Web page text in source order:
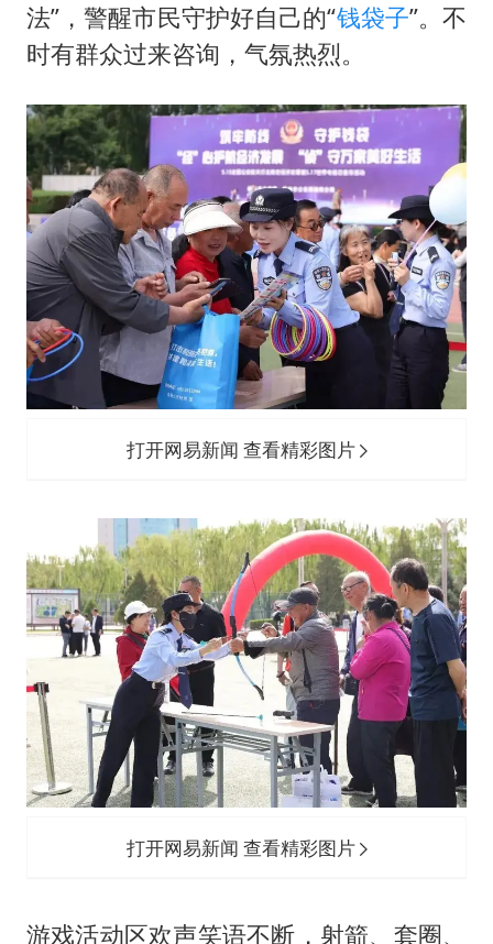
法”，警醒市民守护好自己的“钱袋子”。不
时有群众过来咨询，气氛热烈。
打开网易新闻 查看精彩图片
打开网易新闻 查看精彩图片
游戏活动区欢声笑语不断，射箭、套圈、